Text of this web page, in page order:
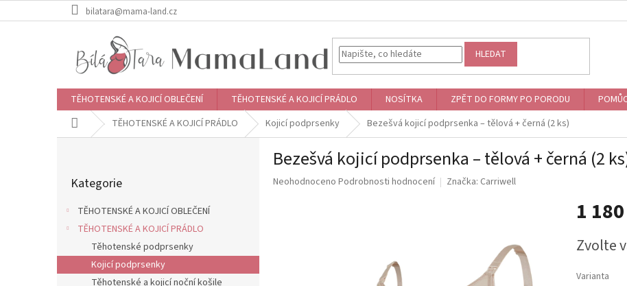
na
bilatara@mama-land.cz
HLEDAT
TĚHOTENSKÉ A KOJICÍ OBLEČENÍ TĚHOTENSKÉ A KOJICÍ PRÁDLO NOSÍTKA ZPĚT DO FORMY PO PORODU
Domů TĚHOTENSKÉ A KOJICÍ PRÁDLO Kojicí podprsenky Bezešvá kojicí podprsenka – tělová + černá (2 ks)
kategorie
Kategorie
TĚHOTENSKÉ A KOJICÍ OBLEČENÍ
TĚHOTENSKÉ A KOJICÍ PRÁDLO
Těhotenské podprsenky
Kojicí podprsenky
Těhotenské a kojicí noční košile
Bezešvá kojicí podprsenka – tělová + černá (2
Průměrné
Neohodnoceno Podrobnosti hodnocení Značka: Carriwell
1
cena:
Zvolte
Varianta